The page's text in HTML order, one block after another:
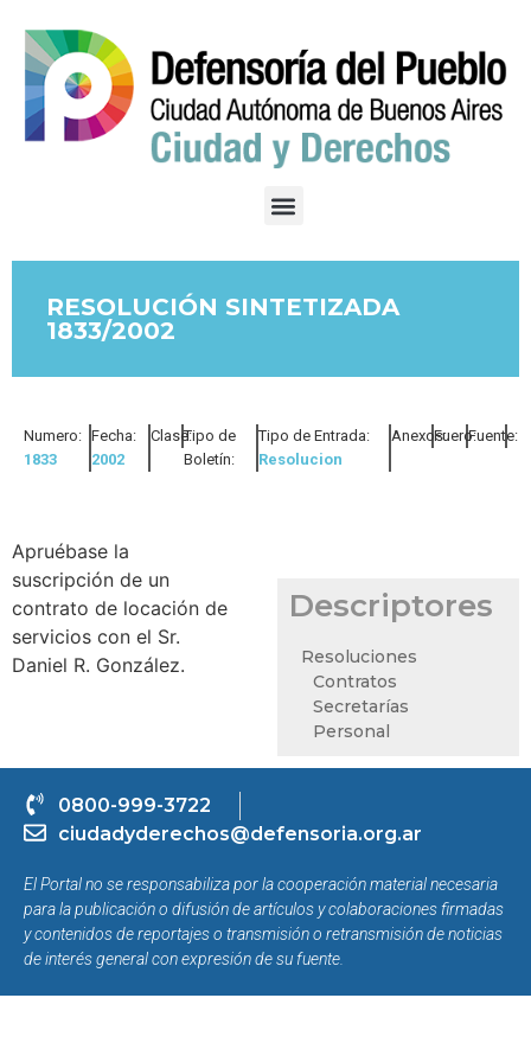
RESOLUCIÓN SINTETIZADA
1833/2002
Numero:
1833
Fecha:
2002
Clase:Tipo de
Boletín:
Tipo de Entrada:
Resolucion
Anexos:Fuero:Fuente:
Apruébase la
suscripción de un
contrato de locación de
servicios con el Sr.
Daniel R. González.
Descriptores
Resoluciones
Contratos
Secretarías
Personal
0800-999-3722
ciudadyderechos@defensoria.org.ar
El Portal no se responsabiliza por la cooperación material necesaria
para la publicación o difusión de artículos y colaboraciones firmadas
y contenidos de reportajes o transmisión o retransmisión de noticias
de interés general con expresión de su fuente.